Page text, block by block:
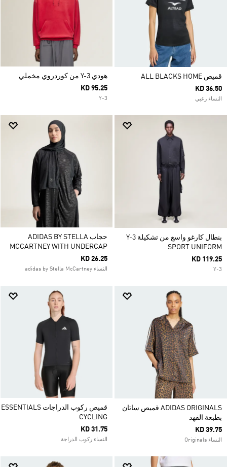
قميص ALL BLACKS HOME
KD 36.50
النساء رغبي
هودي Y-3 من كوردروي مخملي
KD 95.25
Y-3
بنطال كارغو واسع من تشكيلة Y-3
SPORT UNIFORM
KD 119.25
Y-3
حجاب ADIDAS BY STELLA
MCCARTNEY WITH UNDERCAP
KD 26.25
النساء adidas by Stella McCartney
ADIDAS ORIGINALS قميص ساتان
بطبعة الفهد
KD 39.75
النساء Originals
قميص ركوب الدراجات ESSENTIALS
CYCLING
KD 31.75
النساء ركوب الدراجة